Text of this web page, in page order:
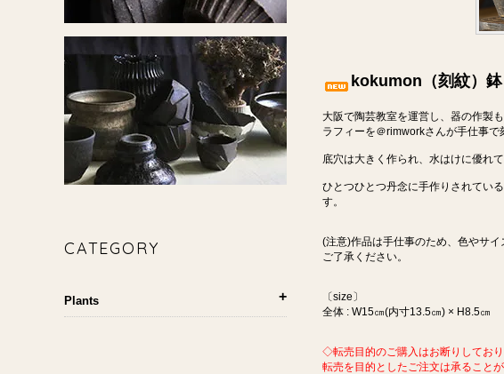
kokumon（刻紋）
大阪で陶芸教室を運営し、器の作製
ラフィーを＠rimworkさんが手仕事で
底穴は大きく作られ、水はけに優れて
ひとつひとつ丹念に手作りされてい
す。
(注意)作品は手仕事のため、色やサ
ご了承ください。
〔size〕
全体 : W15㎝(内寸13.5㎝) × H8.5㎝
◇転売目的のご購入はお断りしてお
転売を目的としたご注文は承ることが
CATEGORY
Plants